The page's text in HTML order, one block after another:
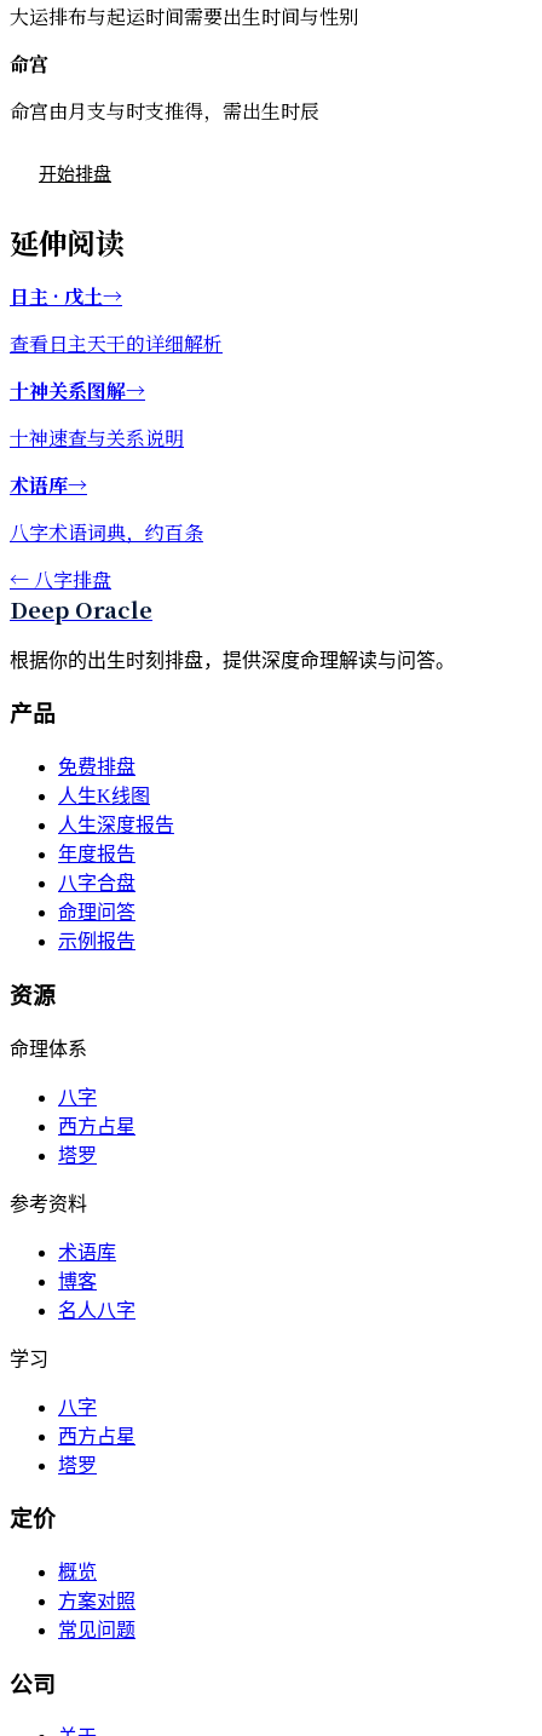
大运排布与起运时间需要出生时间与性别
命宫
命宫由月支与时支推得，需出生时辰
开始排盘
延伸阅读
日主 · 戊土→
查看日主天干的详细解析
十神关系图解→
十神速查与关系说明
术语库→
八字术语词典，约百条
← 八字排盘
Deep Oracle
根据你的出生时刻排盘，提供深度命理解读与问答。
产品
免费排盘
人生K线图
人生深度报告
年度报告
八字合盘
命理问答
示例报告
资源
命理体系
八字
西方占星
塔罗
参考资料
术语库
博客
名人八字
学习
八字
西方占星
塔罗
定价
概览
方案对照
常见问题
公司